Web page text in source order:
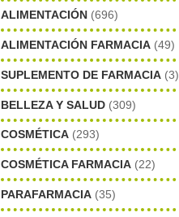
ALIMENTACIÓN (696)
ALIMENTACIÓN FARMACIA (49)
SUPLEMENTO DE FARMACIA (3)
BELLEZA Y SALUD (309)
COSMÉTICA (293)
COSMÉTICA FARMACIA (22)
PARAFARMACIA (35)